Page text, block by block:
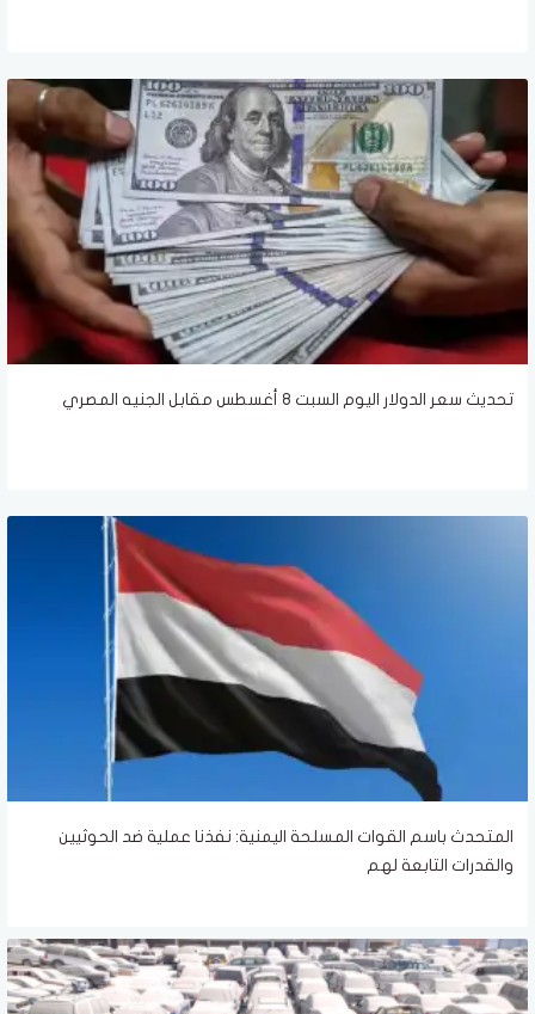
تحديث سعر الدولار اليوم السبت 8 أغسطس مقابل الجنيه المصري
المتحدث باسم القوات المسلحة اليمنية: نفذنا عملية ضد الحوثيين
والقدرات التابعة لهم